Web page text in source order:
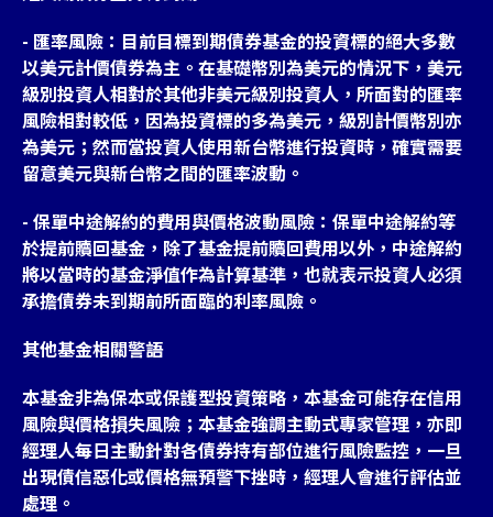
- 匯率風險：目前目標到期債券基金的投資標的絕大多數
以美元計價債券為主。在基礎幣別為美元的情況下，美元
級別投資人相對於其他非美元級別投資人，所面對的匯率
風險相對較低，因為投資標的多為美元，級別計價幣別亦
為美元；然而當投資人使用新台幣進行投資時，確實需要
留意美元與新台幣之間的匯率波動。
- 保單中途解約的費用與價格波動風險：保單中途解約等
於提前贖回基金，除了基金提前贖回費用以外，中途解約
將以當時的基金淨值作為計算基準，也就表示投資人必須
承擔債券未到期前所面臨的利率風險。
其他基金相關警語
本基金非為保本或保護型投資策略，本基金可能存在信用
風險與價格損失風險；本基金強調主動式專家管理，亦即
經理人每日主動針對各債券持有部位進行風險監控，一旦
出現債信惡化或價格無預警下挫時，經理人會進行評估並
處理。